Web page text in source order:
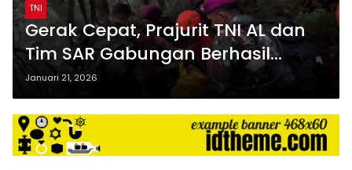
TNI
Gerak Cepat, Prajurit TNI AL dan
Tim SAR Gabungan Berhasil
Evakuasi Korban Kecelakaan
Pesawat ATR 42-500
Januari 21, 2026